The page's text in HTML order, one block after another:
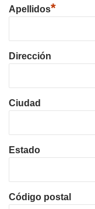
Apellidos*
Dirección
Ciudad
Estado
Código postal